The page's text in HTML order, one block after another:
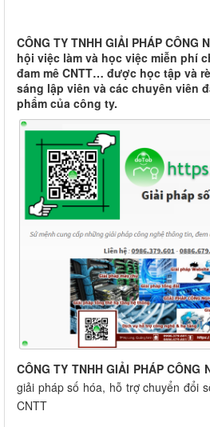
CÔNG TY TNHH GIẢI PHÁP CÔNG
hội việc làm và học việc miễn phí
đam mê CNTT… được học tập và
sáng lập viên và các chuyên viên
phẩm của công ty.
CÔNG TY TNHH GIẢI PHÁP CÔNG
giải pháp số hóa, hỗ trợ chuyển đổi
CNTT